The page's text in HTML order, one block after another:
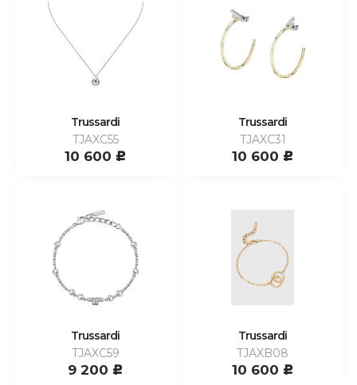
Trussardi
TJAXC55
10 600 c
Trussardi
TJAXC31
10 600 c
Trussardi
TJAXC59
9 200 c
Trussardi
TJAXB08
10 600 c